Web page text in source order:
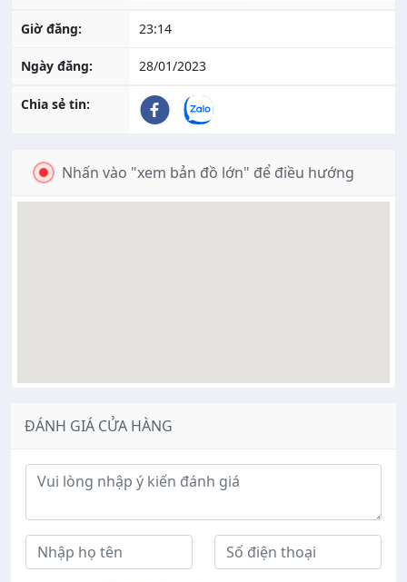
Giờ đăng: 23:14
Ngày đăng: 28/01/2023
Chia sẻ tin:
Nhấn vào "xem bản đồ lớn" để điều hướng
ĐÁNH GIÁ CỬA HÀNG
Ý kiến đánh giá